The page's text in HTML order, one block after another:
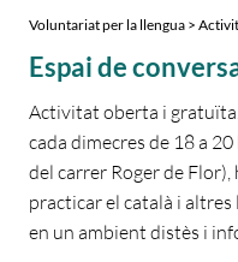
Voluntariat per la llengua >
Espai de
Activitat oberta i
cada dimecres de 18 a
del carrer Roger de
practicar el català i altres
en un ambient distès i